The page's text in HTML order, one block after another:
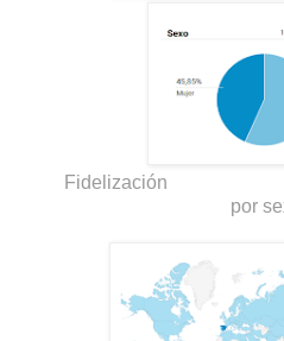
Fidelización
por